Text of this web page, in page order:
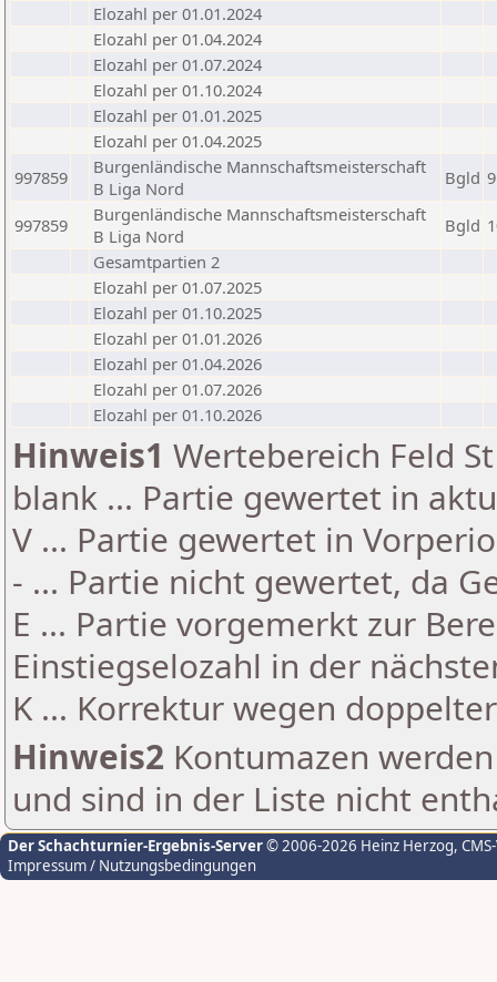
Elozahl per 01.01.2024
Elozahl per 01.04.2024
Elozahl per 01.07.2024
Elozahl per 01.10.2024
Elozahl per 01.01.2025
Elozahl per 01.04.2025
997859
Burgenländische Mannschaftsmeisterschaft
B Liga Nord
Bgld 9
997859
Burgenländische Mannschaftsmeisterschaft
B Liga Nord
Bgld
Gesamtpartien 2
Elozahl per 01.07.2025
Elozahl per 01.10.2025
Elozahl per 01.01.2026
Elozahl per 01.04.2026
Elozahl per 01.07.2026
Elozahl per 01.10.2026
Hinweis1 Wertebereich Feld
blank ... Partie gewertet in
V ... Partie gewertet in
- ... Partie nicht gewertet, da
E ... Partie vorgemerkt zur
Einstiegselozahl in der
K ... Korrektur wegen
Hinweis2 Kontumazen
und sind in der Liste nicht
Der Schachturnier-Ergebnis-Server© 2006-2026 Heinz Herzog,
Impressum / Nutzungsbedingungen